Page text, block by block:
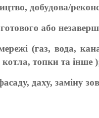
добудова/
або
(газ, вода,
топки та інше
даху, заміну